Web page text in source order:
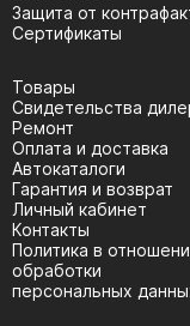
Защита от
Сертификаты
Товары
Cвидетельства
Ремонт
Оплата и доставка
Автокаталоги
Гарантия и возврат
Личный кабинет
Контакты
Политика в
обработки
персональных